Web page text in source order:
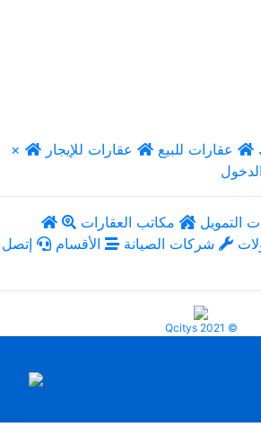
× عقارات للبيع
عقارات للإيجار
التمويل
مكاتب العقارات
شركات الصيانة الأقسام
إتصل
Qcitys 2021 ©